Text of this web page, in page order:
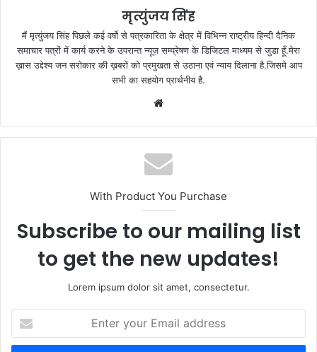
मृत्युंजय सिंह
मैं मृत्युंजय सिंह पिछले कई वर्षो से पत्रकारिता के क्षेत्र में विभिन्न राष्ट्रीय हिन्दी दैनिक
समाचार पत्रों में कार्य करने के उपरान्त न्यूज़ सम्प्रेषण के डिजिटल माध्यम से जुडा हूँ.मेरा
ख़ास उद्देश्य जन सरोकार की ख़बरों को प्रमुखता से उठाना एवं न्याय दिलाना है.जिसमे आप
सभी का सहयोग प्रार्थनीय है.
With Product You Purchase
Subscribe to our mailing list
to get the new updates!
Lorem ipsum dolor sit amet, consectetur.
your
Email